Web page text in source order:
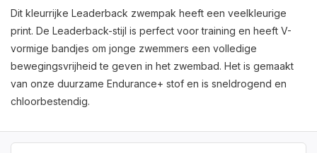
Dit kleurrijke Leaderback zwempak heeft een veelkleurige
print. De Leaderback-stijl is perfect voor training en heeft V-
vormige bandjes om jonge zwemmers een volledige
bewegingsvrijheid te geven in het zwembad. Het is gemaakt
van onze duurzame Endurance+ stof en is sneldrogend en
chloorbestendig.